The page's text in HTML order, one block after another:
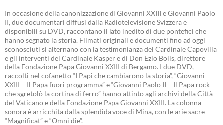
In occasione della canonizzazione di Giovanni XXIII e Giovanni Paolo
II, due documentari diffusi dalla Radiotelevisione Svizzera e
disponibili su DVD, raccontano il lato inedito di due pontefici che
hanno segnato la storia. Filmati originali e documenti fino ad oggi
sconosciuti si alternano con la testimonianza del Cardinale Capovilla
e gli interventi del Cardinale Kasper e di Don Ezio Bolis, direttore
della Fondazione Papa Giovanni XXIII di Bergamo. I due DVD,
raccolti nel cofanetto “I Papi che cambiarono la storia”, “Giovanni
XXIII – Il Papa fuori programma” e “Giovanni Paolo II – Il Papa rock
che sgretolò la cortina di ferro” hanno attinto agli archivi della Città
del Vaticano e della Fondazione Papa Giovanni XXIII. La colonna
sonora è arricchita dalla splendida voce di Mina, con le arie sacre
“Magnificat” e “Omni die”.